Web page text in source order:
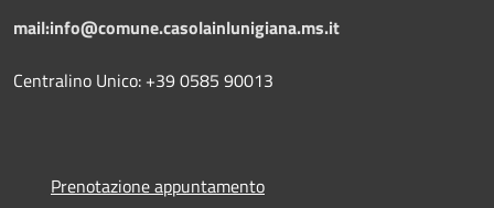
mail:info@comune.casolainlunigiana.ms.it
Centralino Unico: +39 0585 90013
Prenotazione appuntamento